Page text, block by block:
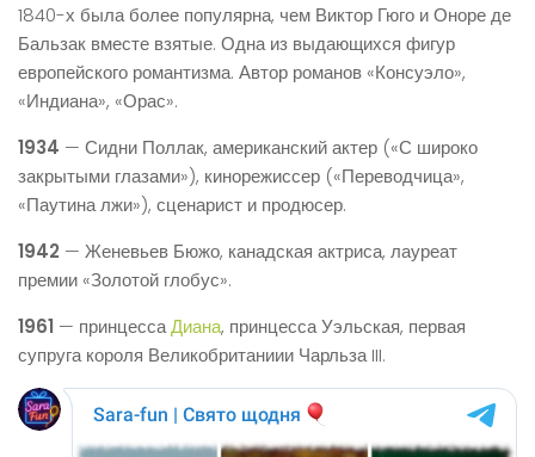
1840-х была более популярна, чем Виктор Гюго и Оноре де
Бальзак вместе взятые. Одна из выдающихся фигур
европейского романтизма. Автор романов «Консуэло»,
«Индиана», «Орас».
1934 — Сидни Поллак, американский актер («С широко
закрытыми глазами»), кинорежиссер («Переводчица»,
«Паутина лжи»), сценарист и продюсер.
1942 — Женевьев Бюжо, канадская актриса, лауреат
премии «Золотой глобус».
1961 — принцессаДиана, принцесса Уэльская, первая
супруга короля Великобританиии Чарльза III.